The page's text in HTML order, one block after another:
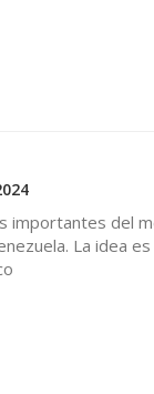
importantes del
La idea